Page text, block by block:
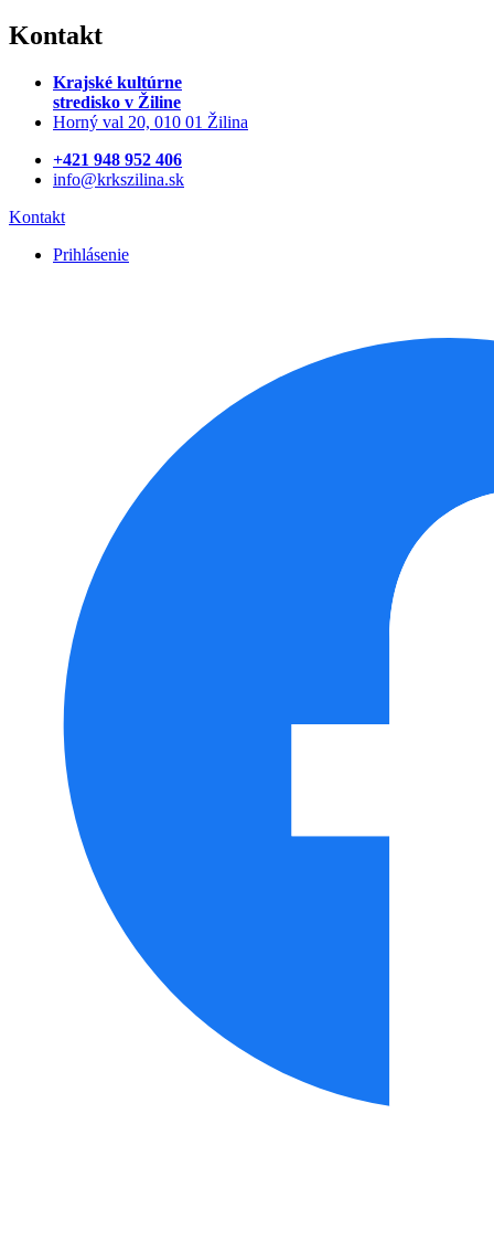
Kontakt
Krajské kultúrne
stredisko v Žiline
Horný val 20, 010 01 Žilina
+421 948 952 406
info@krkszilina.sk
Kontakt
Prihlásenie